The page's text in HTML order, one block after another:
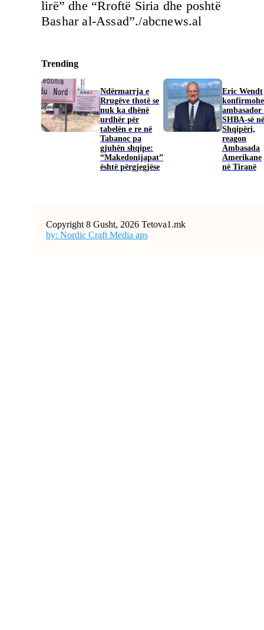
lirë” dhe “Rroftë Siria dhe poshtë
Bashar al-Assad”./abcnews.al
Trending
Ndërmarrja e
Rrugëve thotë se
nuk ka dhënë
urdhër për
tabelën e re në
Tabanoc pa
gjuhën shqipe:
“Makedonijapat”
është përgjegjëse
Eric Wendt
ambasador
SHBA-së në
Shqipëri,
reagon
Ambasada
Amerikane
në Tiranë
Copyright 8 Gusht, 2026 Tetova1.mk
by: Nordic Craft Media aps